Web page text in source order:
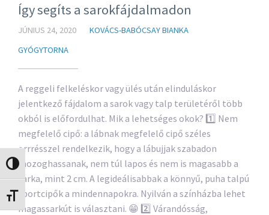
Nagy kontraszt váltása
Betűméret váltása
Így segíts a sarokfájdalmadon
JÚNIUS 24, 2020
KOVÁCS-BABÓCSAY BIANKA
GYÓGYTORNA
A reggeli felkeléskor vagy ülés után elinduláskor
jelentkező fájdalom a sarok vagy talp területéről több
okból is előfordulhat. Mik a lehetséges okok? 1️⃣ Nem
megfelelő cipő: a lábnak megfelelő cipő széles
orrrésszel rendelkezik, hogy a lábujjak szabadon
mozoghassanak, nem túl lapos és nem is magasabb a
sarka, mint 2 cm. A legideálisabbak a könnyű, puha talpú
sportcipők a mindennapokra. Nyilván a színházba lehet
magassarkút is választani. 😁 2️⃣ Várandósság,